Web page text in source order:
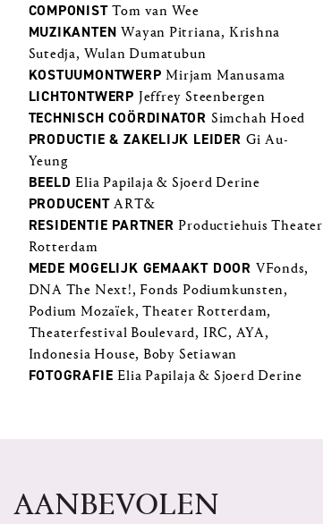
COMPONIST​​​​​​​Tom van Wee
MUZIKANTEN​​​​​​​Wayan Pitriana, Krishna
Sutedja, Wulan Dumatubun
KOSTUUMONTWERP​​​​​​​Mirjam Manusama
LICHTONTWERP​​​​​​​ Jeffrey Steenbergen
TECHNISCH COÖRDINATOR​​​​​​​ Simchah Hoed
PRODUCTIE & ZAKELIJK LEIDER​​​​​​​ Gi Au-
Yeung
BEELD​​​​​​​Elia Papilaja & Sjoerd Derine
PRODUCENT​​​​​​​ART&
RESIDENTIE PARTNER​​​​​​​Productiehuis Theater
Rotterdam
MEDE MOGELIJK GEMAAKT DOOR VFonds,
DNA The Next!, Fonds Podiumkunsten,
Podium Mozaïek, Theater Rotterdam,
Theaterfestival Boulevard, IRC, AYA,
Indonesia House, Boby Setiawan
FOTOGRAFIE​​​​​​​Elia Papilaja & Sjoerd Derine
AANBEVOLEN